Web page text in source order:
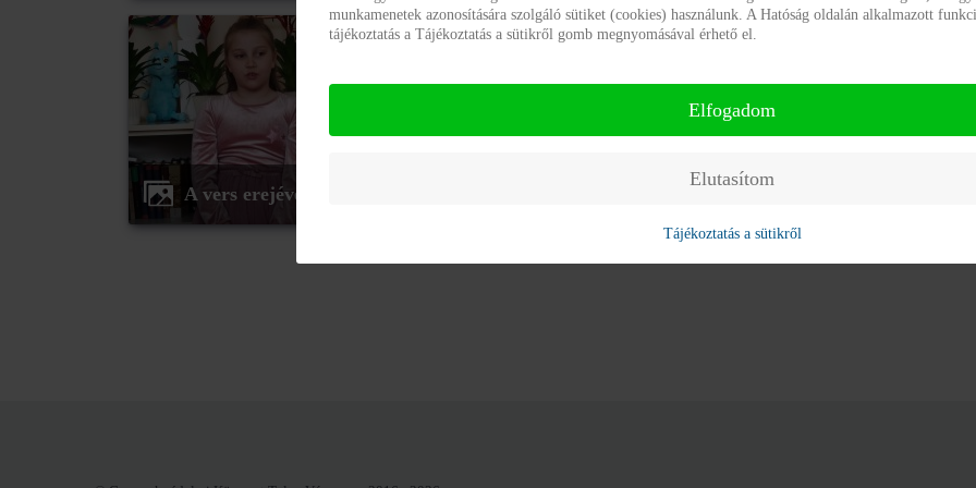
A vers erejével
munkamenetek azonosítására szolgáló sütiket (cookies) használunk. A Hatóság oldalán alkalmazott
tájékoztatás a Tájékoztatás a sütikről gomb megnyomásával érhető el.
Elfogadom
Elutasítom
Tájékoztatás a sütikről